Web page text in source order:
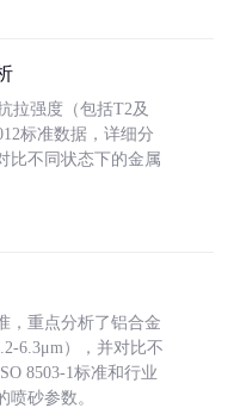
拉强度（包括T2及
标准数据，详细分
比不同状态下的金属
，重点分析了铝合金
6.3μm），并对比不
8503-1标准和行业
砂参数。